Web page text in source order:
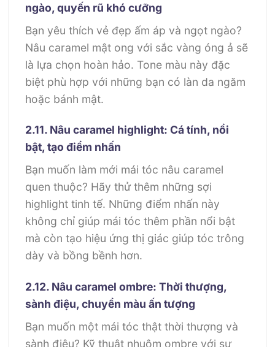
ngào, quyến rũ khó cưỡng
Bạn yêu thích vẻ đẹp ấm áp và ngọt ngào?
Nâu caramel mật ong với sắc vàng óng ả sẽ
là lựa chọn hoàn hảo. Tone màu này đặc
biệt phù hợp với những bạn có làn da ngăm
hoặc bánh mật.
2.11. Nâu caramel highlight: Cá tính, nổi
bật, tạo điểm nhấn
Bạn muốn làm mới mái tóc nâu caramel
quen thuộc? Hãy thử thêm những sợi
highlight tinh tế. Những điểm nhấn này
không chỉ giúp mái tóc thêm phần nổi bật
mà còn tạo hiệu ứng thị giác giúp tóc trông
dày và bồng bềnh hơn.
2.12. Nâu caramel ombre: Thời thượng,
sành điệu, chuyển màu ấn tượng
Bạn muốn một mái tóc thật thời thượng và
sành điệu? Kỹ thuật nhuộm ombre với sự